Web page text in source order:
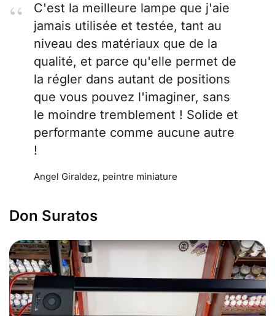
C'est la meilleure lampe que j'aie
jamais utilisée et testée, tant au
niveau des matériaux que de la
qualité, et parce qu'elle permet de
la régler dans autant de positions
que vous pouvez l'imaginer, sans
le moindre tremblement ! Solide et
performante comme aucune autre
!
Angel Giraldez, peintre miniature
Don Suratos